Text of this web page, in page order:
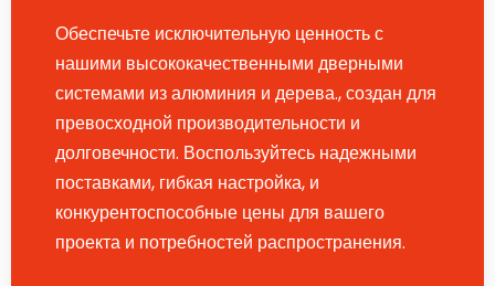
Обеспечьте исключительную ценность с
нашими высококачественными дверными
системами из алюминия и дерева., создан для
превосходной производительности и
долговечности. Воспользуйтесь надежными
поставками, гибкая настройка, и
конкурентоспособные цены для вашего
проекта и потребностей распространения.